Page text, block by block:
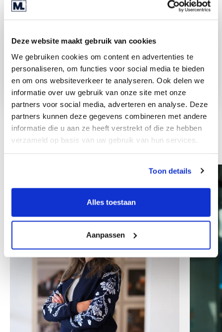
Deze website maakt gebruik van cookies
We gebruiken cookies om content en advertenties te
personaliseren, om functies voor social media te bieden
en om ons websiteverkeer te analyseren. Ook delen we
informatie over uw gebruik van onze site met onze
partners voor social media, adverteren en analyse. Deze
partners kunnen deze gegevens combineren met andere
informatie die u aan ze heeft verstrekt of die ze hebben
verzameld op basis van uw gebruik van hun services.
Toon details
Alles toestaan
Aanpassen
Andre kolleger